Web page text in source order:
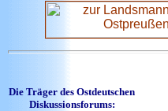
Die Träger des Ostdeutschen
Diskussionsforums: